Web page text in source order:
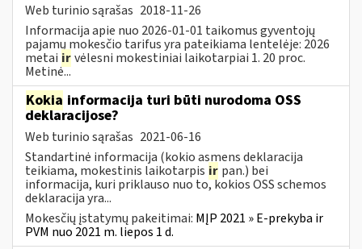
Web turinio sąrašas 2018-11-26
Informacija apie nuo 2026-01-01 taikomus gyventojų
pajamų mokesčio tarifus yra pateikiama lentelėje: 2026
metai irvėlesni mokestiniai laikotarpiai 1. 20 proc.
Metinė...
Kokia informacija turi būti nurodoma OSS
deklaracijose?
Web turinio sąrašas 2021-06-16
Standartinė informacija (kokio asmens deklaracija
teikiama, mokestinis laikotarpis ir pan.) bei
informacija, kuri priklauso nuo to, kokios OSS schemos
deklaracija yra...
Mokesčių įstatymų pakeitimai: MĮP 2021 » E-prekyba ir
PVM nuo 2021 m. liepos 1 d.